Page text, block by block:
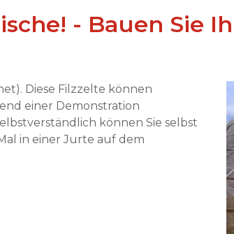
- Bauen Sie
Diese Filzzelte können
einer Demonstration
können Sie selbst
in einer Jurte auf dem